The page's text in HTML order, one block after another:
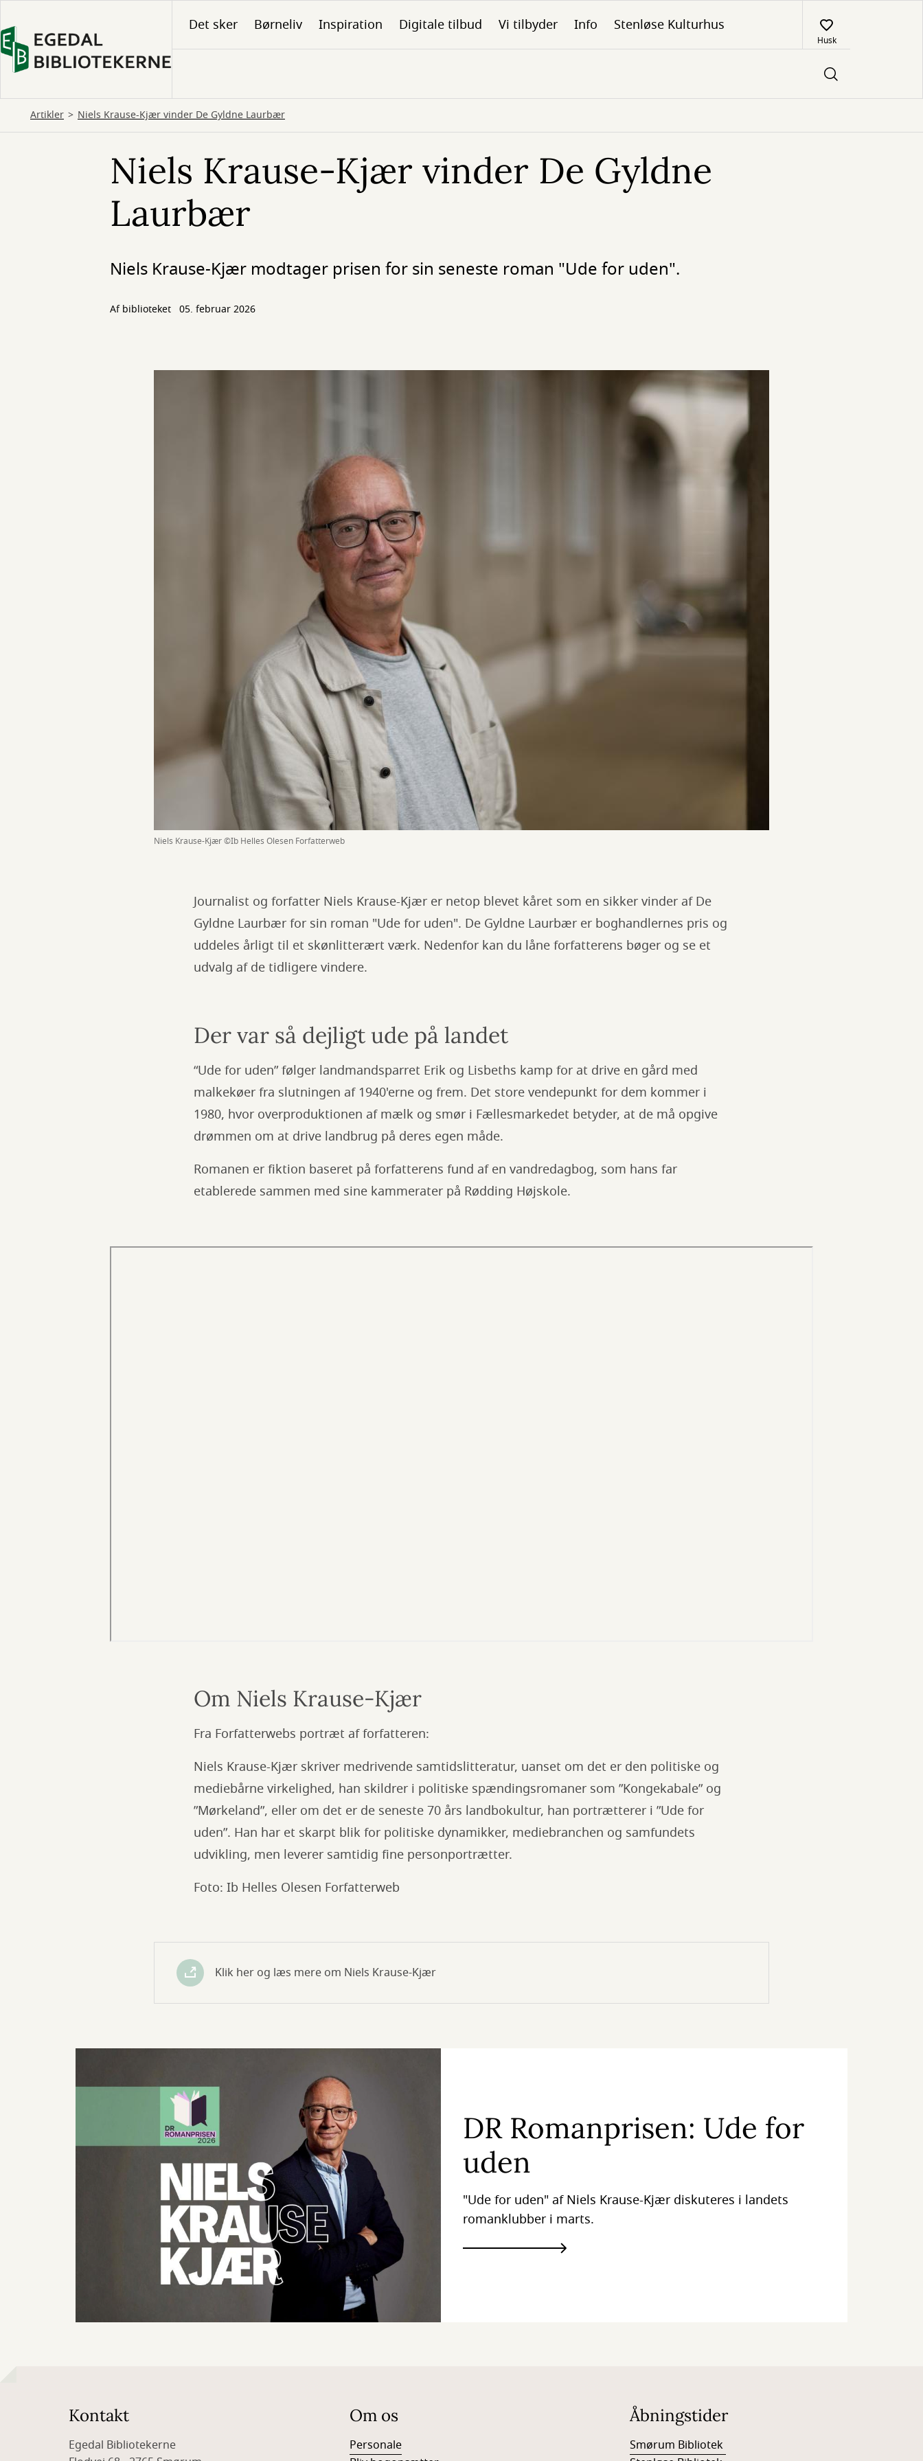
hovedindhold
Det sker Børneliv Inspiration Digitale tilbud Vi tilbyder Info Stenløse Kulturhus
Husk
Artikler Niels Krause-Kjær vinder De Gyldne Laurbær
Niels Krause-Kjær vinder De Gyldne
Laurbær
Niels Krause-Kjær modtager prisen for sin seneste roman "Ude for uden".
Af biblioteket 05. februar 2026
Niels Krause-Kjær ©Ib Helles Olesen Forfatterweb
Journalist og forfatter Niels Krause-Kjær er netop blevet kåret som en sikker vinder af De
Gyldne Laurbær for sin roman "Ude for uden". De Gyldne Laurbær er boghandlernes pris og
uddeles årligt til et skønlitterært værk. Nedenfor kan du låne forfatterens bøger og se et
udvalg af de tidligere vindere.
Der var så dejligt ude på landet
“Ude for uden” følger landmandsparret Erik og Lisbeths kamp for at drive en gård med
malkekøer fra slutningen af 1940'erne og frem. Det store vendepunkt for dem kommer i
1980, hvor overproduktionen af mælk og smør i Fællesmarkedet betyder, at de må opgive
drømmen om at drive landbrug på deres egen måde.
Romanen er fiktion baseret på forfatterens fund af en vandredagbog, som hans far
etablerede sammen med sine kammerater på Rødding Højskole.
Om Niels Krause-Kjær
Fra Forfatterwebs portræt af forfatteren:
Niels Krause-Kjær skriver medrivende samtidslitteratur, uanset om det er den politiske og
mediebårne virkelighed, han skildrer i politiske spændingsromaner som ”Kongekabale” og
”Mørkeland”, eller om det er de seneste 70 års landbokultur, han portrætterer i ”Ude for
uden”. Han har et skarpt blik for politiske dynamikker, mediebranchen og samfundets
udvikling, men leverer samtidig fine personportrætter.
Foto: Ib Helles Olesen Forfatterweb
Klik her og læs mere om Niels Krause-Kjær
DR Romanprisen: Ude for
uden
"Ude for uden" af Niels Krause-Kjær diskuteres i landets
romanklubber i marts.
Kontakt
Egedal Bibliotekerne
Om os
Personale
Åbningstider
Smørum Bibliotek